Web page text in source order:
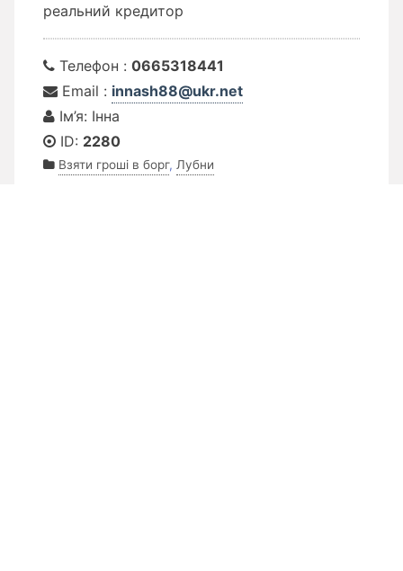
реальний кредитор
Телефон : 0665318441
Email : innash88@ukr.net
Ім’я: Інна
ID: 2280
Взяти гроші в борг, Лубни